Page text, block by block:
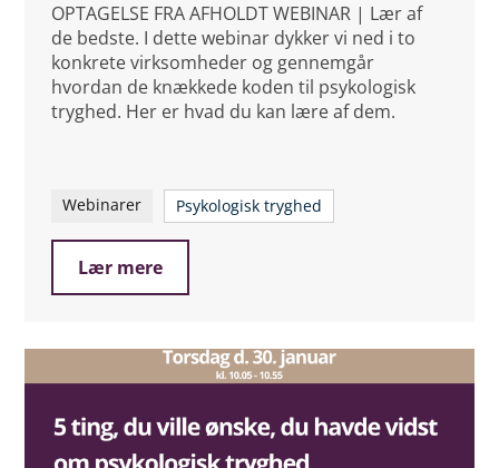
OPTAGELSE FRA AFHOLDT WEBINAR | Lær af
de bedste. I dette webinar dykker vi ned i to
konkrete virksomheder og gennemgår
hvordan de knækkede koden til psykologisk
tryghed. Her er hvad du kan lære af dem.
Webinarer Psykologisk tryghed
Lær mere